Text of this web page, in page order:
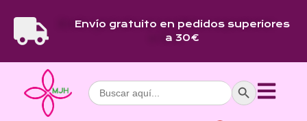
Envío gratuito en pedidos superiores
a 30€
Buscar: Botón de